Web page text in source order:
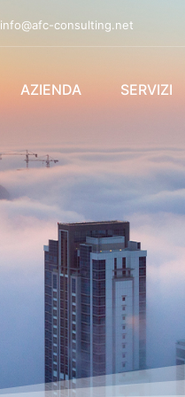
info@afc-consulting.net
AZIENDA SERVIZI